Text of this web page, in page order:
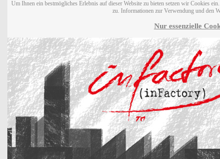
Um Ihnen ein bestmögliches Erlebnis auf dieser Website zu bieten setzen wir Cookies
zu. Informationen zur Verwendung und den
Nur essenzielle